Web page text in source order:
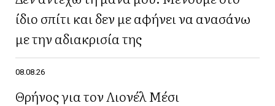
ίδιο σπίτι και δεν με αφήνει να ανασάνω
με την αδιακρισία της
08.08.26
Θρήνος για τον Λιονέλ Μέσι